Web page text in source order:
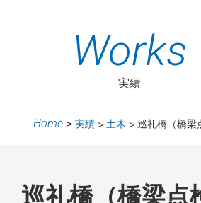
Works
実績
Home 実績 土木 巡礼橋（橋梁
巡礼橋（橋梁点